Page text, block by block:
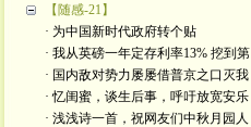
【随感-21】
· 为中国新时代政府转个贴
· 我从英磅一年定存利率13% 挖到第
· 国内敌对势力屡屡借普京之口灭我
· 忆闺蜜，谈生后事，呼吁放宽安乐
· 浅浅诗一首，祝网友们中秋月园人